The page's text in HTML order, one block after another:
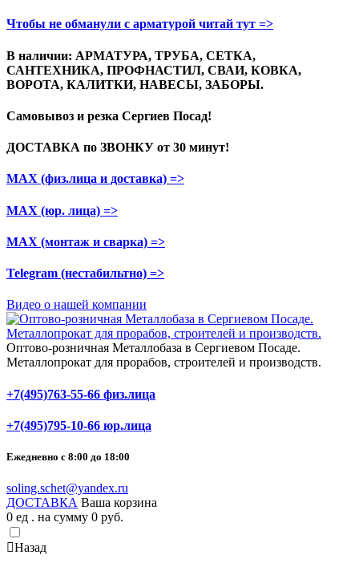
Чтобы не обманули с арматурой читай тут =>
В наличии: АРМАТУРА, ТРУБА, СЕТКА,
САНТЕХНИКА, ПРОФНАСТИЛ, СВАИ, КОВКА,
ВОРОТА, КАЛИТКИ, НАВЕСЫ, ЗАБОРЫ.
Самовывоз и резка Сергиев Посад!
ДОСТАВКА по ЗВОНКУ от 30 минут!
МАХ (физ.лица и доставка) =>
МАХ (юр. лица) =>
МАХ (монтаж и сварка) =>
Telegram (нестабильтно) =>
Видео о нашей компании
Оптово-розничная Металлобаза в Сергиевом Посаде.
Металлопрокат для прорабов, строителей и производств.
+7(495)763-55-66 физ.лица
+7(495)795-10-66 юр.лица
Ежедневно с 8:00 до 18:00
soling.schet@yandex.ru
ДОСТАВКА Ваша корзина
0 ед . на сумму 0 pуб.
Назад